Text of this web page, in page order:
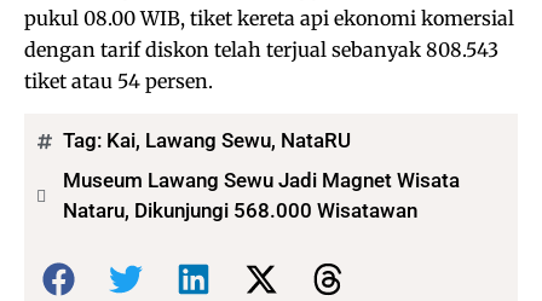
pukul 08.00 WIB, tiket kereta api ekonomi komersial
dengan tarif diskon telah terjual sebanyak 808.543
tiket atau 54 persen.
Tag: Kai, Lawang Sewu, NataRU
Museum Lawang Sewu Jadi Magnet Wisata
Nataru, Dikunjungi 568.000 Wisatawan
Bagikan: